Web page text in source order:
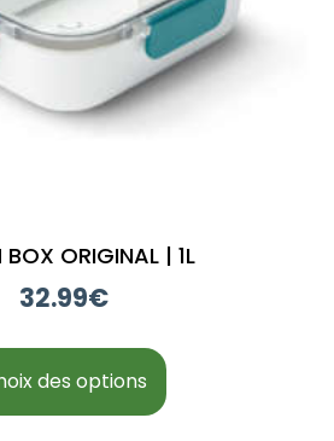
BOX ORIGINAL | 1L
32.99€
des options